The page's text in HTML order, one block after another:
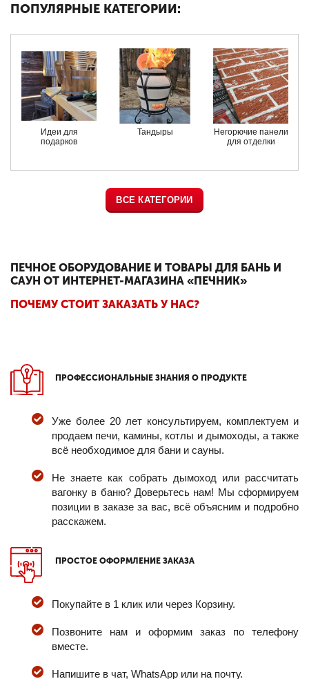
ПОПУЛЯРНЫЕ КАТЕГОРИИ:
Идеи для
подарков
Тандыры
Негорючие панели
для отделки
ВСЕ КАТЕГОРИИ
ПЕЧНОЕ ОБОРУДОВАНИЕ И ТОВАРЫ ДЛЯ БАНЬ И
САУН ОТ ИНТЕРНЕТ-МАГАЗИНА «ПЕЧНИК»
ПОЧЕМУ СТОИТ ЗАКАЗАТЬ У НАС?
ПРОФЕССИОНАЛЬНЫЕ ЗНАНИЯ О ПРОДУКТЕ
Уже более 20 лет консультируем, комплектуем и
продаем печи, камины, котлы и дымоходы, а также
всё необходимое для бани и сауны.
Не знаете как собрать дымоход или рассчитать
вагонку в баню? Доверьтесь нам! Мы сформируем
позиции в заказе за вас, всё объясним и подробно
расскажем.
ПРОСТОЕ ОФОРМЛЕНИЕ ЗАКАЗА
Покупайте в 1 клик или через Корзину.
Позвоните нам и оформим заказ по телефону
вместе.
Напишите в чат, WhatsApp или на почту.